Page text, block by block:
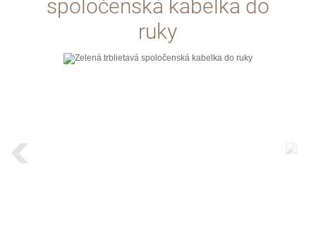
spoločenská kabelka do
ruky